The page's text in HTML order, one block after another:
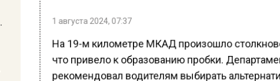
1 августа 2024, 07:37
На 19-м километре МКАД произошло
что привело к образованию пробки.
рекомендовал водителям выбирать